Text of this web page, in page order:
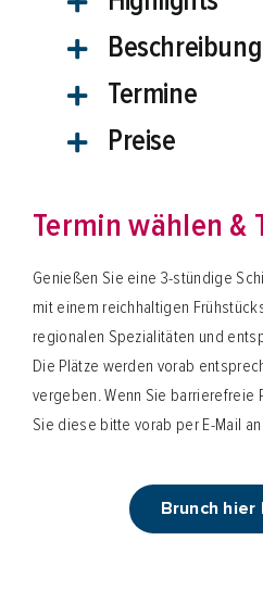
Beschreibung
Termine
Preise
Termin wählen &
Genießen Sie eine 3-stündige
mit einem reichhaltigen
regionalen Spezialitäten und
Die Plätze werden vorab
vergeben. Wenn Sie barrierefreie
Sie diese bitte vorab per E-Mail
Brunch hier
Hotline:02761 96590
info@biggesee.de
Anfahrt:Anleger, Parken &